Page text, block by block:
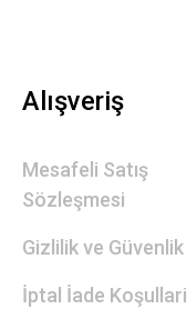
Alışveriş
Mesafeli Satış
Sözleşmesi
Gizlilik ve Güvenlik
İptal İade Koşullari